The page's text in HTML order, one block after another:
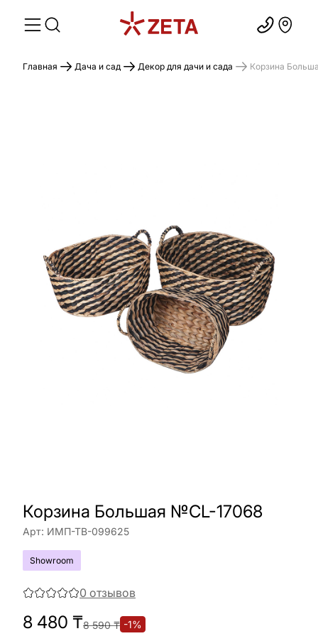
Главная Дача и сад Декор для дачи и сада Корзина
Корзина Большая №CL-17068
Арт: ИМП-ТВ-099625
Showroom
0 отзывов
8 480 ₸8 590₸ -1%